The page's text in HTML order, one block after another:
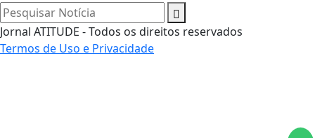
Pesquisar Notícia
Jornal ATITUDE - Todos os direitos reservados
Termos de Uso e Privacidade
Termos de Uso e Privacidade